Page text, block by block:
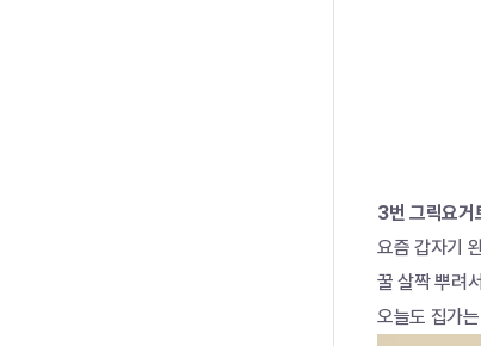
3번 그릭요거
요즘 갑자기
꿀 살짝 뿌려
오늘도 집가